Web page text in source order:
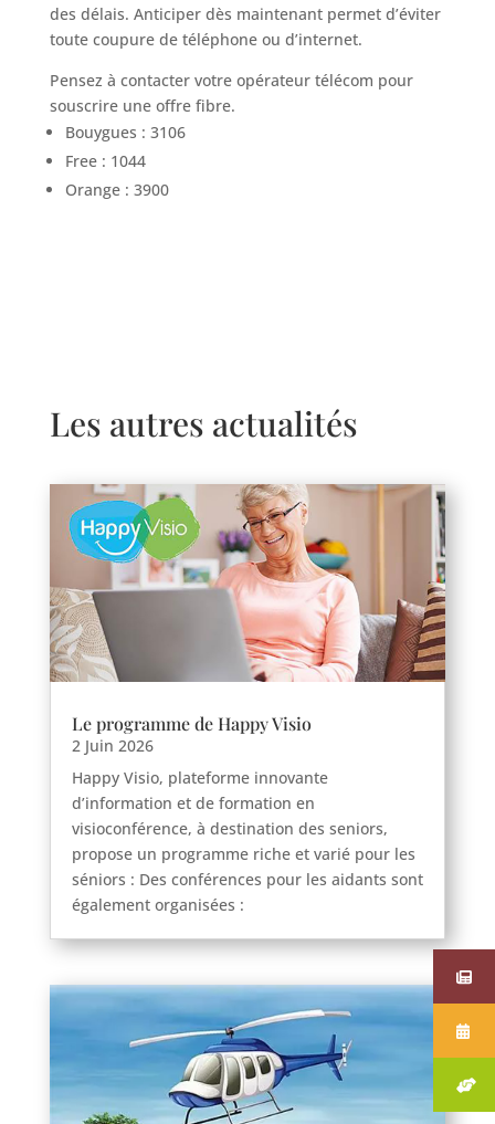
des délais. Anticiper dès maintenant permet d’éviter
toute coupure de téléphone ou d’internet.
Pensez à contacter votre opérateur télécom pour
souscrire une offre fibre.
Bouygues : 3106
Free : 1044
Orange : 3900
Les autres actualités
Le programme de Happy Visio
2 Juin 2026
Happy Visio, plateforme innovante
d’information et de formation en
visioconférence, à destination des seniors,
propose un programme riche et varié pour les
séniors : Des conférences pour les aidants sont
également organisées :